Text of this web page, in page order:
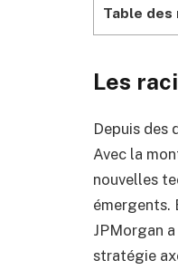
Table des
Les
Depuis des
Avec la
nouvelles
émergents.
JPMorgan
stratégie